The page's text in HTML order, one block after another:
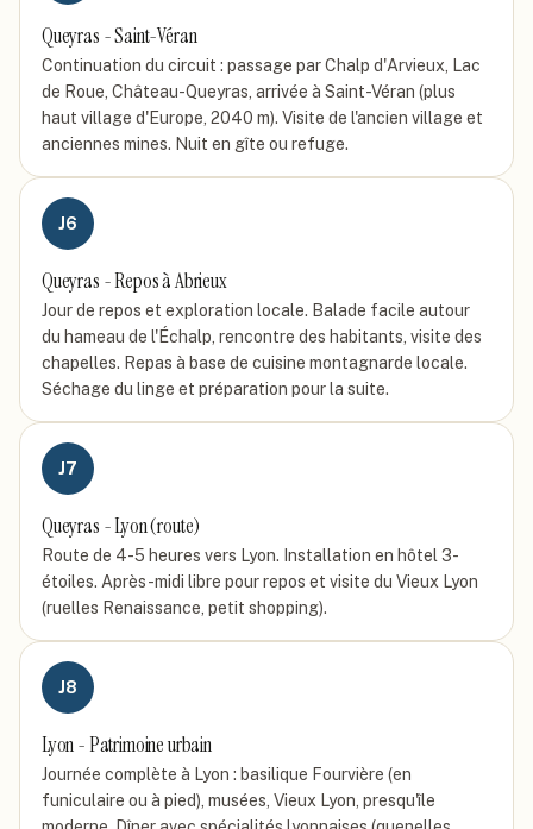
Queyras - Saint-Véran
Continuation du circuit : passage par Chalp d'Arvieux, Lac
de Roue, Château-Queyras, arrivée à Saint-Véran (plus
haut village d'Europe, 2040 m). Visite de l'ancien village et
anciennes mines. Nuit en gîte ou refuge.
J6
Queyras - Repos à Abrieux
Jour de repos et exploration locale. Balade facile autour
du hameau de l'Échalp, rencontre des habitants, visite des
chapelles. Repas à base de cuisine montagnarde locale.
Séchage du linge et préparation pour la suite.
J7
Queyras - Lyon (route)
Route de 4-5 heures vers Lyon. Installation en hôtel 3-
étoiles. Après-midi libre pour repos et visite du Vieux Lyon
(ruelles Renaissance, petit shopping).
J8
Lyon - Patrimoine urbain
Journée complète à Lyon : basilique Fourvière (en
funiculaire ou à pied), musées, Vieux Lyon, presqu'île